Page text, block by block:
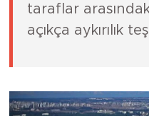
taraflar
açıkça aykırılık